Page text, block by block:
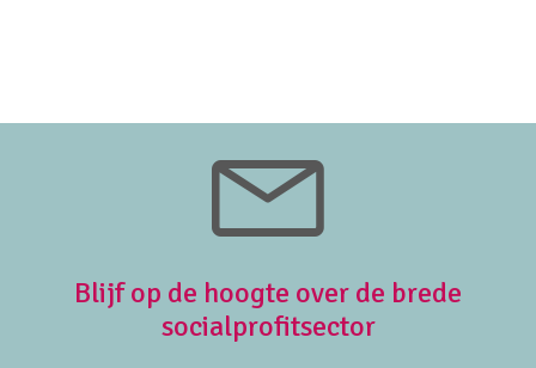
Blijf op de hoogte over de brede
socialprofitsector